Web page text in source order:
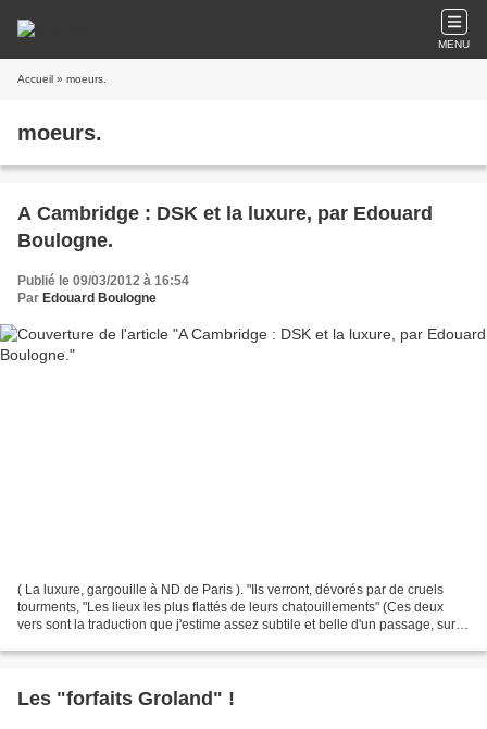
MENU
Accueil » moeurs.
moeurs.
A Cambridge : DSK et la luxure, par Edouard
Boulogne.
Publié le 09/03/2012 à 16:54
Par Edouard Boulogne
( La luxure, gargouille à ND de Paris ). "Ils verront, dévorés par de cruels
tourments, "Les lieux les plus flattés de leurs chatouillements" (Ces deux
vers sont la traduction que j'estime assez subtile et belle d'un passage, sur la
Les "forfaits Groland" !